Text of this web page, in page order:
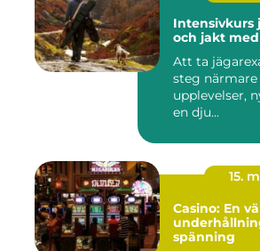
Intensivkurs
och jakt
Att ta
steg
upplevelser,
en dju...
15.
Casino: En
spänning